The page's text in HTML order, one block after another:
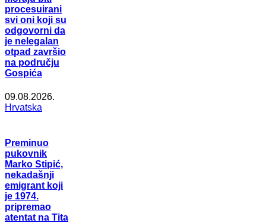
procesuirani
svi oni koji su
odgovorni da
je nelegalan
otpad završio
na području
Gospića
09.08.2026.
Hrvatska
Preminuo
pukovnik
Marko Stipić,
nekadašnji
emigrant koji
je 1974.
pripremao
atentat na Tita